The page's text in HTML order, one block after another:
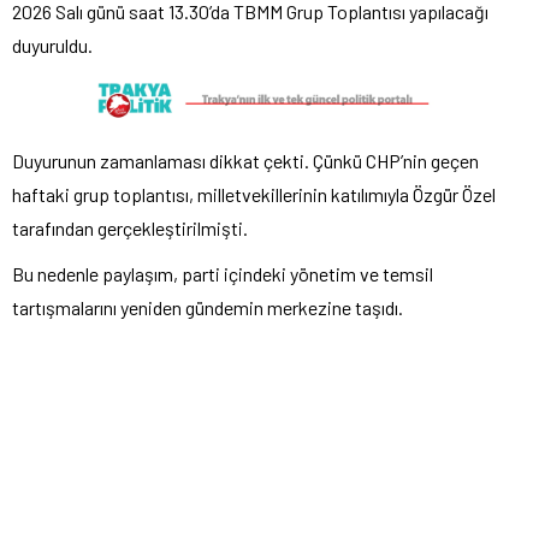
2026 Salı günü saat 13.30’da TBMM Grup Toplantısı yapılacağı
duyuruldu.
Duyurunun zamanlaması dikkat çekti. Çünkü CHP’nin geçen
haftaki grup toplantısı, milletvekillerinin katılımıyla Özgür Özel
tarafından gerçekleştirilmişti.
Bu nedenle paylaşım, parti içindeki yönetim ve temsil
tartışmalarını yeniden gündemin merkezine taşıdı.